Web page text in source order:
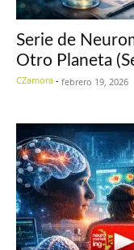
Serie de
Otro Planeta
CZamora - febrero 19, 2026